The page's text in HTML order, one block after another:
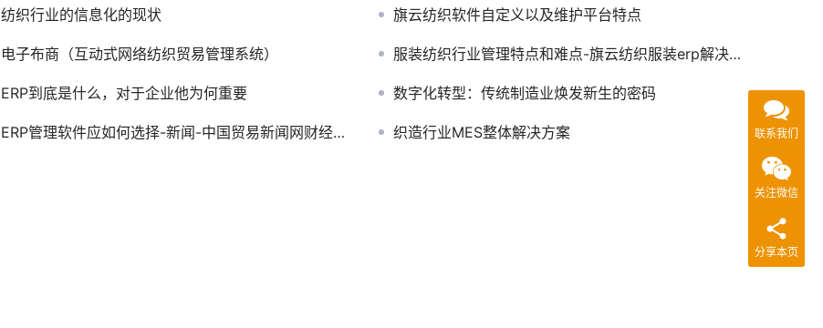
纺织行业的信息化的现状 旗云纺织软件自定义以及维护平台特点
电子布商（互动式网络纺织贸易管理系统） 服装纺织行业管理特点和难点-旗云纺织服装erp解决之道
ERP到底是什么，对于企业他为何重要 数字化转型：传统制造业焕发新生的密码
ERP管理软件应如何选择-新闻-中国贸易新闻网财经频道 织造行业MES整体解决方案 联系我们
关注微信
分享本页